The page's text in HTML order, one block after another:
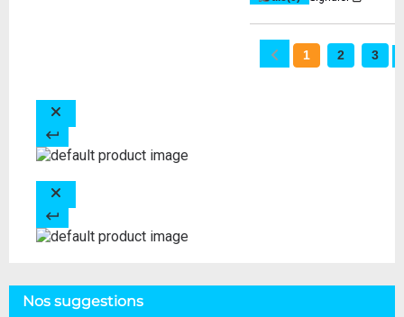
1 2 3
Nos suggestions